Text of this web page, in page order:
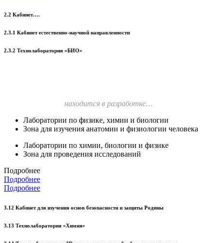
2.2 Кабинет….
2.3.1 Кабинет естественно-научной направленности
2.3.2 Технолаборатория «БИО»
находится в разработке…
Лаборатории по физике, химии и биологии
Зона для изучения анатомии и физиологии человека
Лаборатории по химии, биологии и физике
Зона для проведения исследований
Подробнее
Подробнее
Подробнее
3.12 Кабинет для изучения основ безопасности и защиты Родины
3.13 Технолаборатория «Химия»